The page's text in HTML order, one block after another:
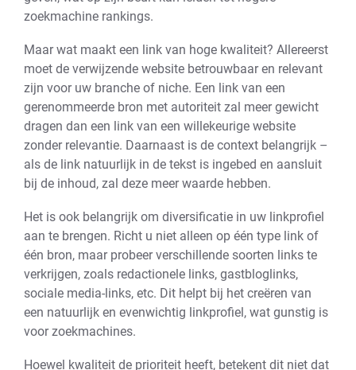
zoekmachine rankings.
Maar wat maakt een link van hoge kwaliteit? Allereerst
moet de verwijzende website betrouwbaar en relevant
zijn voor uw branche of niche. Een link van een
gerenommeerde bron met autoriteit zal meer gewicht
dragen dan een link van een willekeurige website
zonder relevantie. Daarnaast is de context belangrijk –
als de link natuurlijk in de tekst is ingebed en aansluit
bij de inhoud, zal deze meer waarde hebben.
Het is ook belangrijk om diversificatie in uw linkprofiel
aan te brengen. Richt u niet alleen op één type link of
één bron, maar probeer verschillende soorten links te
verkrijgen, zoals redactionele links, gastbloglinks,
sociale media-links, etc. Dit helpt bij het creëren van
een natuurlijk en evenwichtig linkprofiel, wat gunstig is
voor zoekmachines.
Hoewel kwaliteit de prioriteit heeft, betekent dit niet dat